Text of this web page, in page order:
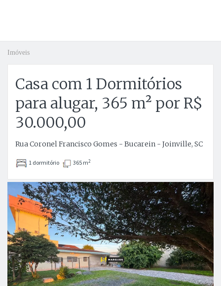
Imóveis
Casa com 1 Dormitórios
para alugar, 365 m² por R$
30.000,00
Rua Coronel Francisco Gomes - Bucarein - Joinville, SC
1 dormitório 365 m2
Anterior